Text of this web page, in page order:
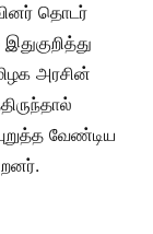
தொடர்
அரசின்
வேண்டிய